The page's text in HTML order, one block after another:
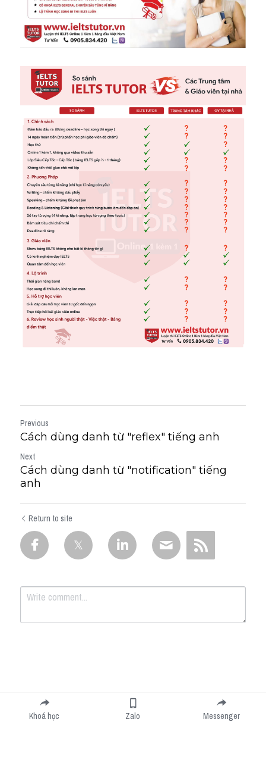
Previous
Cách dùng danh từ "reflex" tiếng anh
Next
Cách dùng danh từ "notification" tiếng
anh
Return to site
Submit
Khoá học Zalo Messenger